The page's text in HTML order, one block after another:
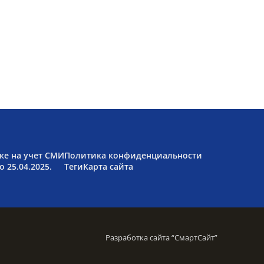
на учет СМИ
25.04.2025.
Политика конфиденциальности
ТегиКарта сайта
Разработка сайта “СмартСайт”